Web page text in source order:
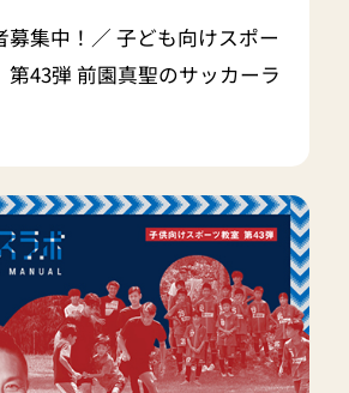
募集中！／ 子ども向けスポー
43弾 前園真聖のサッカーラ